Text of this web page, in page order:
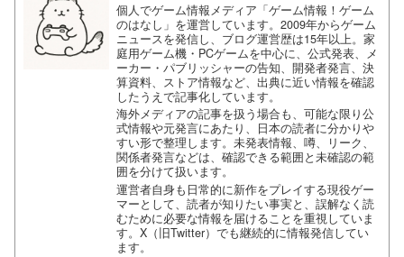
個人でゲーム情報メディア「ゲーム情報！ゲーム
のはなし」を運営しています。2009年からゲーム
ニュースを発信し、ブログ運営歴は15年以上。家
庭用ゲーム機・PCゲームを中心に、公式発表、メ
ーカー・パブリッシャーの告知、開発者発言、決
算資料、ストア情報など、出典に近い情報を確認
したうえで記事化しています。
海外メディアの記事を扱う場合も、可能な限り公
式情報や元発言にあたり、日本の読者に分かりや
すい形で整理します。未発表情報、噂、リーク、
関係者発言などは、確認できる範囲と未確認の範
囲を分けて扱います。
運営者自身も日常的に新作をプレイする現役ゲー
マーとして、読者が知りたい事実と、誤解なく読
むために必要な情報を届けることを重視していま
す。X（旧Twitter）でも継続的に情報発信してい
ます。